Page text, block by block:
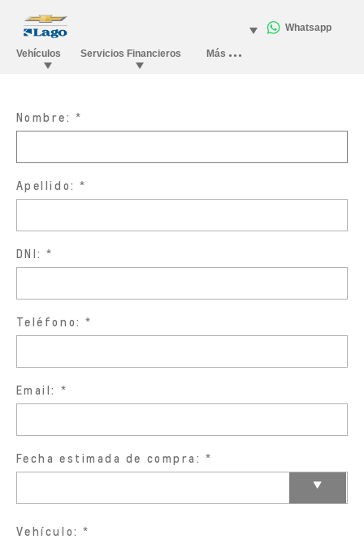
Nombre:
Apellido:
DNI:
Teléfono:
Email:
Fecha estimada de compra:
Vehículo: